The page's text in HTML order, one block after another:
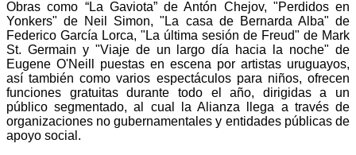
Obras como “La Gaviota” de Antón Chejov, "Perdidos en
Yonkers" de Neil Simon, "La casa de Bernarda Alba" de
Federico García Lorca, "La última sesión de Freud" de Mark
St. Germain y "Viaje de un largo día hacia la noche" de
Eugene O'Neill puestas en escena por artistas uruguayos,
así también como varios espectáculos para niños, ofrecen
funciones gratuitas durante todo el año, dirigidas a un
público segmentado, al cual la Alianza llega a través de
organizaciones no gubernamentales y entidades públicas de
apoyo social.